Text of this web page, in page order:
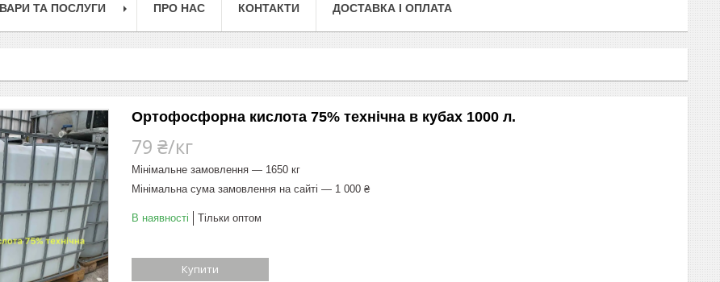
ТА ПОСЛУГИ ПРО НАС КОНТАКТИ ДОСТАВКА І ОПЛАТА
Ортофосфорна кислота 75% технічна в кубах 1000 л.
79 ₴/кг
Мінімальне замовлення — 1650 кг
Мінімальна сума замовлення на сайті — 1 000 ₴
В наявності Тільки оптом
Купити